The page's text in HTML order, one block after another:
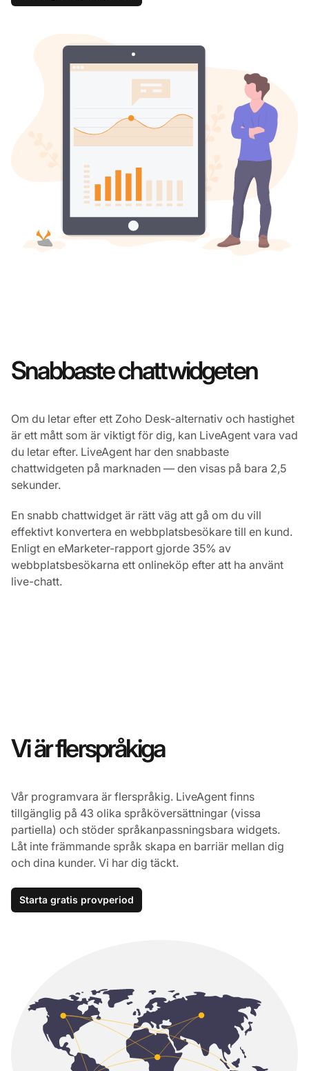
Snabbaste chattwidgeten
Om du letar efter ett Zoho Desk-alternativ och hastighet
är ett mått som är viktigt för dig, kan LiveAgent vara vad
du letar efter. LiveAgent har den snabbaste
chattwidgeten på marknaden — den visas på bara 2,5
sekunder.
En snabb chattwidget är rätt väg att gå om du vill
effektivt konvertera en webbplatsbesökare till en kund.
Enligt en eMarketer-rapport gjorde 35% av
webbplatsbesökarna ett onlineköp efter att ha använt
live-chatt.
Vi är flerspråkiga
Vår programvara är flerspråkig. LiveAgent finns
tillgänglig på 43 olika språköversättningar (vissa
partiella) och stöder språkanpassningsbara widgets.
Låt inte främmande språk skapa en barriär mellan dig
och dina kunder. Vi har dig täckt.
Starta gratis provperiod